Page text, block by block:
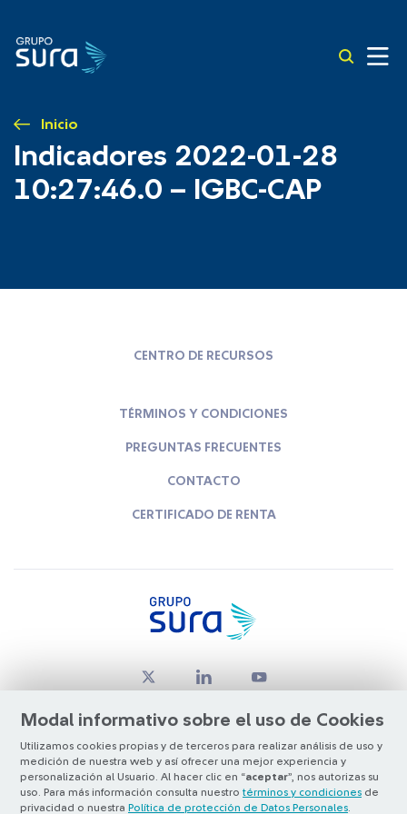
Inicio
Indicadores 2022-01-28
10:27:46.0 – IGBC-CAP
Modal informativo sobre el uso de Cookies
Utilizamos cookies propias y de terceros para realizar análisis de uso y
medición de nuestra web y así ofrecer una mejor experiencia y
personalización al Usuario. Al hacer clic en “aceptar”, nos autorizas su
uso. Para más información consulta nuestro términos y condiciones de
privacidad o nuestra Política de protección de Datos Personales
CENTRO DE RECURSOS
TÉRMINOS Y CONDICIONES
PREGUNTAS FRECUENTES
CONTACTO
CERTIFICADO DE RENTA
© Copyright Grupo SURA 2026